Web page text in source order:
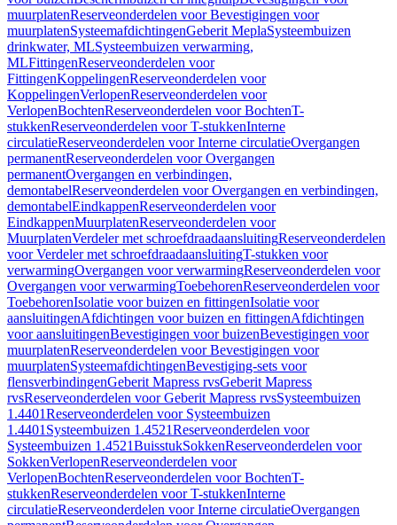
muurplatenReserveonderdelen voor Bevestigingen voor
muurplatenSysteemafdichtingenGeberit MeplaSysteembuizen
drinkwater, MLSysteembuizen verwarming,
MLFittingenReserveonderdelen voor
FittingenKoppelingenReserveonderdelen voor
KoppelingenVerlopenReserveonderdelen voor
VerlopenBochtenReserveonderdelen voor BochtenT-
stukkenReserveonderdelen voor T-stukkenInterne
circulatieReserveonderdelen voor Interne circulatieOvergangen
permanentReserveonderdelen voor Overgangen
permanentOvergangen en verbindingen,
demontabelReserveonderdelen voor Overgangen en verbindingen,
demontabelEindkappenReserveonderdelen voor
EindkappenMuurplatenReserveonderdelen voor
MuurplatenVerdeler met schroefdraadaansluitingReserveonderdelen
voor Verdeler met schroefdraadaansluitingT-stukken voor
verwarmingOvergangen voor verwarmingReserveonderdelen voor
Overgangen voor verwarmingToebehorenReserveonderdelen voor
ToebehorenIsolatie voor buizen en fittingenIsolatie voor
aansluitingenAfdichtingen voor buizen en fittingenAfdichtingen
voor aansluitingenBevestigingen voor buizenBevestigingen voor
muurplatenReserveonderdelen voor Bevestigingen voor
muurplatenSysteemafdichtingenBevestiging-sets voor
flensverbindingenGeberit Mapress rvsGeberit Mapress
rvsReserveonderdelen voor Geberit Mapress rvsSysteembuizen
1.4401Reserveonderdelen voor Systeembuizen
1.4401 Systeembuizen 1.4521Reserveonderdelen voor
Systeembuizen 1.4521BuisstukSokkenReserveonderdelen voor
SokkenVerlopenReserveonderdelen voor
VerlopenBochtenReserveonderdelen voor BochtenT-
stukkenReserveonderdelen voor T-stukkenInterne
circulatieReserveonderdelen voor Interne circulatieOvergangen